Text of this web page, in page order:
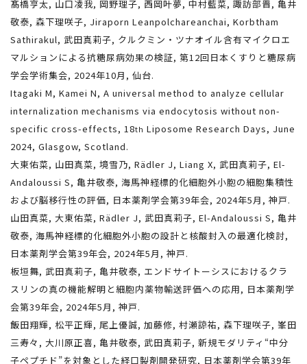
髙橋亨太, 山口凌我, 岡野理子, 西岡叶夢, 中村藍菜, 諏訪部晋, 亀井
敬泰, 森下理咲子, Jiraporn Leanpolchareanchai, Korbtham
Sathirakul, 武田真莉子, クルクミン・ツナオイル含有マイクロエ
マルションによる抗糖尿病効果の検証, 第12回日本くすりと糖尿病
学会学術集会, 2024年10月, 仙台.
Itagaki M, Kamei N, A universal method to analyze cellular
internalization mechanisms via endocytosis without non-
specific cross-effects, 18th Liposome Research Days, June
2024, Glasgow, Scotland.
大東佑菜, 山田真菜, 境雪乃, Rädler J, Liang X, 武田真莉子, El-
Andaloussi S, 亀井敬泰, 海馬神経標的化細胞外小胞の細胞集積性
および脳移行性の評価, 日本薬剤学会第39年会, 2024年5月, 神戸.
山田真菜, 大東佑菜, Rädler J, 武田真莉子, El-Andaloussi S, 亀井
敬泰, 海馬神経標的化細胞外小胞の設計と核酸封入の最適化検討,
日本薬剤学会第39年会, 2024年5月, 神戸.
板垣舞, 武田真莉子, 亀井敬泰, エンドサイトーシスにおけるクラ
スリンの真の機能解明と細胞内薬物輸送評価への応用, 日本薬剤学
会第39年会, 2024年5月, 神戸.
飯田翔輝, 松平正輝, 尾上優誠, 加藤修, 村瀬諒祐, 森下理咲子, 峯田
三寿々, 大川原正喜, 亀井敬泰, 武田真莉子, 新規モダリティ“中分
子ペプチド”を対象とした経口製剤開発研究, 日本薬剤学会第39年